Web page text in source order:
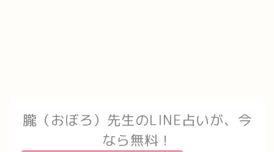
朧（おぼろ）先生のLINE占いが、今
なら無料！